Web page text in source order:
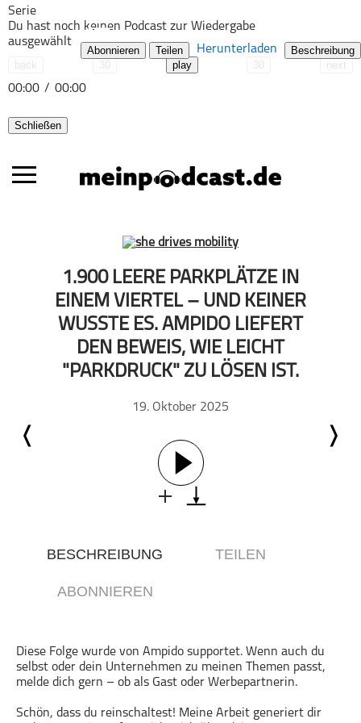
Serie
Du hast noch keinen Podcast zur Wiedergabe
ausgewählt
back 30 play 30 next
00:00 / 00:00
Abonnieren Teilen Herunterladen Beschreibung
Schließen
Alle Podcasts
Automobil
Bildung
Comedy
Familie & Elternschaft
Fiktion
Gesundheit & Fitness
Heim & Garten
Immobilien
Karriere
Kinder & Familie
Kunst & Unterhaltung
1.900 LEERE PARKPLÄTZE IN
EINEM VIERTEL – UND KEINER
WUSSTE ES. AMPIDO LIEFERT
DEN BEWEIS, WIE LEICHT
"PARKDRUCK" ZU LÖSEN IST.
19. Oktober 2025
BESCHREIBUNG TEILEN
ABONNIEREN
Diese Folge wurde von Ampido supportet. Wenn auch du
selbst oder dein Unternehmen zu meinen Themen passt,
melde dich gern – ob als Gast oder Werbepartnerin.
Schön, dass du reinschaltest! Meine Arbeit generiert dir